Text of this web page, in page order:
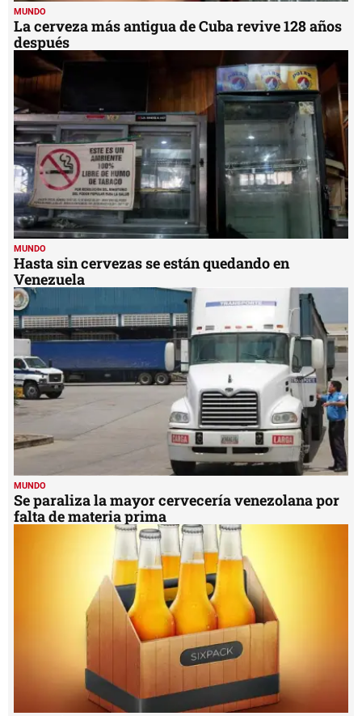
MUNDO
La cerveza más antigua de Cuba revive 128 años
después
MUNDO
Hasta sin cervezas se están quedando en
Venezuela
MUNDO
Se paraliza la mayor cervecería venezolana por
falta de materia prima